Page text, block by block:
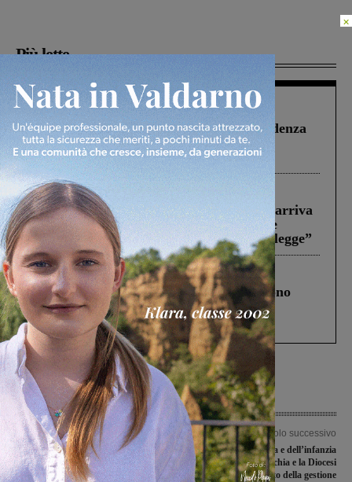
Più lette
Figline Incisa Valdarno 1 Agosto 2026
Piscina di Figline finanziata oltre la scadenza
Pnrr, il gruppo di Fratelli d’Italia: “Un
ringraziamento al Governo”
Reggello 30 Luglio 2026
Reggello, la chiusura di ‘Mordi e fuggi’ arriva
in Consiglio. Il sindaco: “Come Comune
abbiamo agito solo per far rispettare la legge”
Cronaca 4 Agosto 2026
Un anno fa la strage in A1 in cui morirono
Gianni, Giulia e Franco. Lo schianto, il
processo, lo stop ai sorpassi fra tir....
Articolo precedente
Partita stamani la pre-apertura della
caccia, ma con limitazioni più
stringenti
Articolo successivo
Scuola primaria e dell’infanzia
Serristori: la Parrocchia e la Diocesi
annullano il contratto della gestione
×